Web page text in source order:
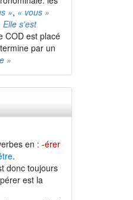
», « vous »
Elle s'est
COD est placé
par un
»
en : -érer
.
donc toujours
est la